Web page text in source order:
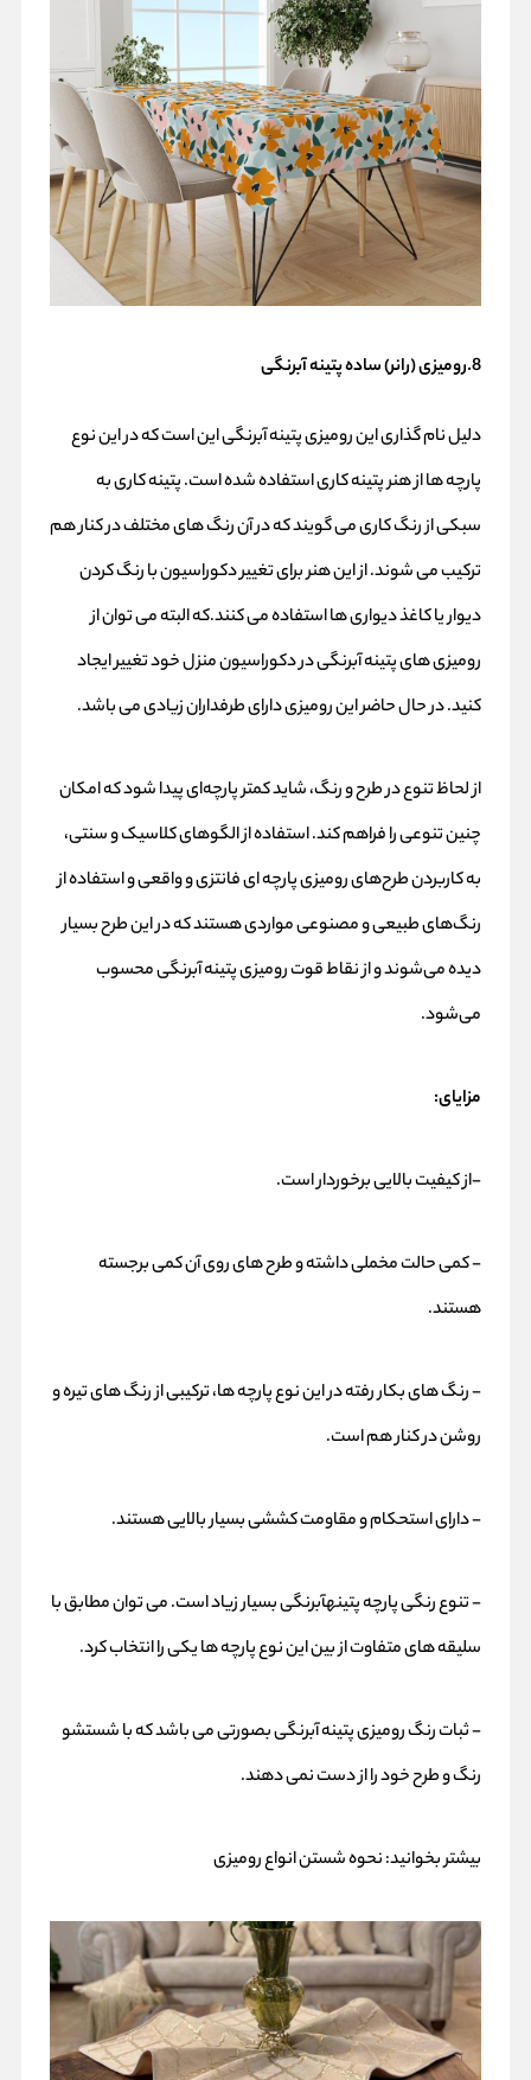
8.رومیزی (رانر) ساده پتینهآبرنگی
دلیل نام گذاری این رومیزی پتینه آبرنگی این است که در این نوع
پارچه ها از هنر پتینه کاری استفاده شده است.پتینه کاریبه
سبکی از رنگ کاری می گویند که در آن رنگ های مختلف در کنار هم
ترکیب می شوند. از این هنر برای تغییر دکوراسیون با رنگ کردن
دیوار یا کاغذ دیواری ها استفاده می کنند.که البته می توان از
رومیزی های پتینه آبرنگی در دکوراسیون منزل خود تغییر ایجاد
کنید. در حال حاضر این رومیزی دارای طرفداران زیادی می باشد.
از لحاظ تنوع در طرح و رنگ، شاید کمتر پارچه‌ای پیدا شود که امکان
چنین تنوعی را فراهم کند. استفاده از الگوهای کلاسیک و سنتی،
به کاربردن طرح‌های رومیزی پارچه ای فانتزی و واقعی و استفاده از
رنگ‌های طبیعی و مصنوعی مواردی هستند که در این طرح بسیار
دیده می‌شوند و از نقاط قوت رومیزی پتینه آبرنگی محسوب
می‌شود.
مزایای:
-از کیفیت بالایی برخوردار است.
- کمی حالت مخملی داشته و طرح های روی آن کمی برجسته
هستند.
- رنگ های بکار رفته در این نوع پارچه ها، ترکیبی از رنگ های تیره و
روشن در کنار هم است.
- دارای استحکام و مقاومت کششی بسیار بالایی هستند.
- تنوع رنگی پارچه پتینهآبرنگی بسیار زیاد است. می توان مطابق با
سلیقه های متفاوت از بین این نوع پارچه ها یکی را انتخاب کرد.
- ثبات رنگ رومیزی پتینه آبرنگی بصورتی می باشد که با شستشو
رنگ و طرح خود را از دست نمی دهند.
بیشتر بخوانید:نحوه شستن انواع رومیزی